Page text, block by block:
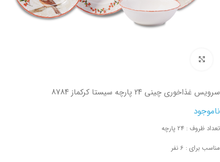
سرویس غذاخوری چینی 24 پارچه سیستا کرکماز 8784
ناموجود
تعداد ظروف : 24 پارچه
مناسب برای : 6 نفر